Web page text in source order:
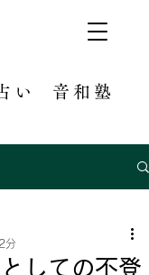
い 音和塾​
しての不登
分